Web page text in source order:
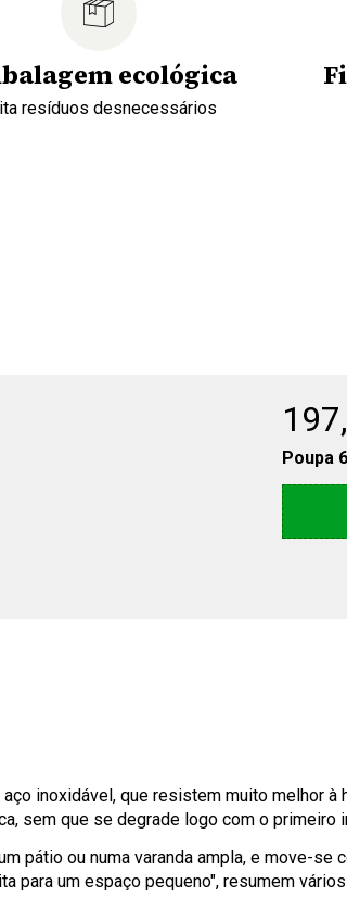
ecológica
resíduos desnecessários
Poupa
inoxidável, que resistem muito melhor à
sem que se degrade logo com o primeiro
pátio ou numa varanda ampla, e move-se
um espaço pequeno", resumem